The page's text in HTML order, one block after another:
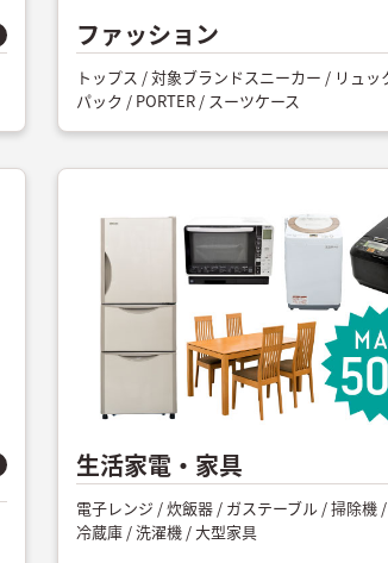
ファッション
トップス / 対象ブランドスニーカー / リュッ
パック / PORTER / スーツケース
生活家電・家具
電子レンジ / 炊飯器 / ガステーブル / 掃除機
冷蔵庫 / 洗濯機 / 大型家具